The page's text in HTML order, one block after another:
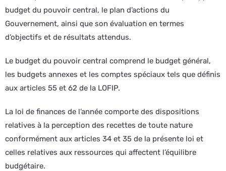
budget du pouvoir central, le plan d’actions du
Gouvernement, ainsi que son évaluation en termes
d’objectifs et de résultats attendus.
Le budget du pouvoir central comprend le budget général,
les budgets annexes et les comptes spéciaux tels que définis
aux articles 55 et 62 de la LOFIP.
La loi de finances de l’année comporte des dispositions
relatives à la perception des recettes de toute nature
conformément aux articles 34 et 35 de la présente loi et
celles relatives aux ressources qui affectent l’équilibre
budgétaire.